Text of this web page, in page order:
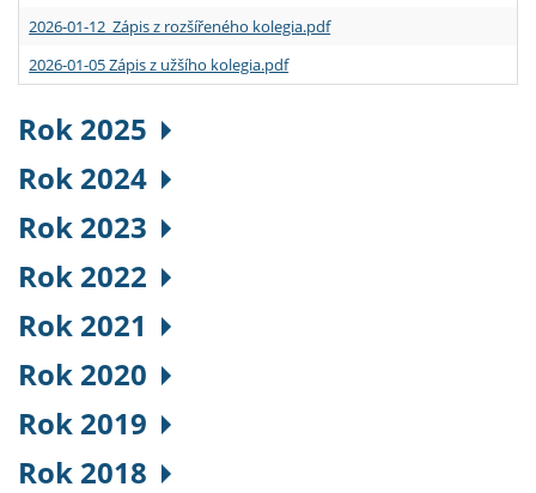
2026-01-12 Zápis z rozšířeného kolegia.pdf
2026-01-05 Zápis z užšího kolegia.pdf
Rok 2025
Rok 2024
Rok 2023
Rok 2022
Rok 2021
Rok 2020
Rok 2019
Rok 2018